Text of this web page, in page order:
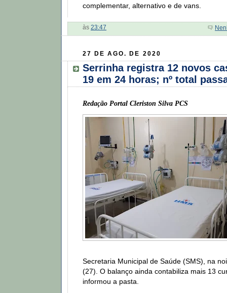
complementar, alternativo e de vans.
às 23:47
27 DE AGO. DE 2020
Serrinha registra 12 novos
19 em 24 horas; nº total
Redação Portal Cleriston Silva PCS
Secretaria Municipal de Saúde (SMS), na
(27). O balanço ainda contabiliza mais 13
informou a pasta.